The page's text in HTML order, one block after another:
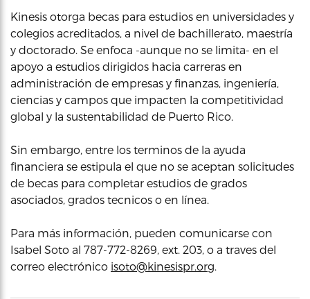
Kinesis otorga becas para estudios en universidades y
colegios acreditados, a nivel de bachillerato, maestría
y doctorado. Se enfoca -aunque no se limita- en el
apoyo a estudios dirigidos hacia carreras en
administración de empresas y finanzas, ingeniería,
ciencias y campos que impacten la competitividad
global y la sustentabilidad de Puerto Rico.
Sin embargo, entre los terminos de la ayuda
financiera se estipula el que no se aceptan solicitudes
de becas para completar estudios de grados
asociados, grados tecnicos o en línea.
Para más información, pueden comunicarse con
Isabel Soto al 787-772-8269, ext. 203, o a traves del
correo electrónico isoto@kinesispr.org.